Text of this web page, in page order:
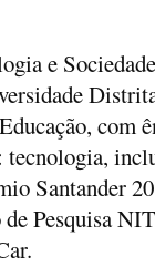
e
com
Santander
Pesquisa